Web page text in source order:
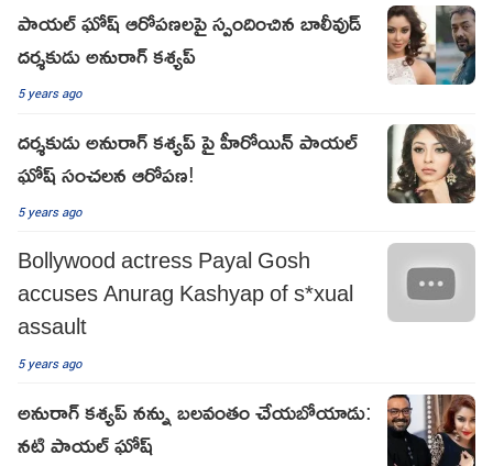
పాయల్ ఘోష్ ఆరోపణలపై స్పందించిన బాలీవుడ్
దర్శకుడు అనురాగ్ కశ్యప్
5 years ago
దర్శకుడు అనురాగ్ కశ్యప్ పై హీరోయిన్ పాయల్
ఘోష్ సంచలన ఆరోపణ!
5 years ago
Bollywood actress Payal Gosh
accuses Anurag Kashyap of s*xual
assault
5 years ago
అనురాగ్‌ కశ్యప్‌ నన్ను బలవంతం చేయబోయాడు:
నటి పాయల్ ఘోష్